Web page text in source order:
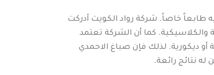
خاصاً. شركة رواد الكويت أدركت
والكلاسيكية. كما أن الشركة تعتمد
ديكورية. لذلك فإن صباغ الاحمدي
نتائج رائعة.